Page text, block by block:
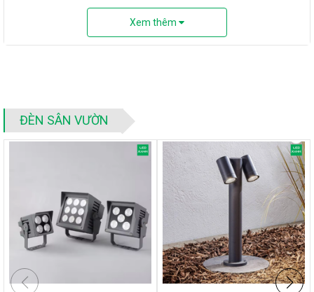
9 Đèn led hắt ngoài trời bắt buộc phải có trong chiếu sáng
cảnh quan
Kỹ thuật chiếu sáng bằng đèn cảnh quan
Ý tưởng chiếu sáng từ đèn led sân vườn
Đèn led dây bóng tròn ngoài trời - Cách chọn đèn trang trí
Xem thêm
ĐÈN SÂN VƯỜN